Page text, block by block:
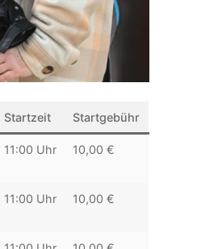
Startzeit Startgebühr
11:00 Uhr 10,00 €
11:00 Uhr 10,00 €